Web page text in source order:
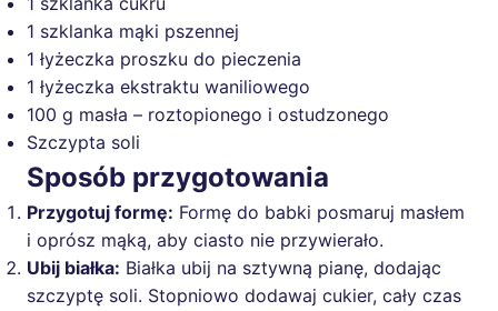
1 szklanka mąki pszennej
1 łyżeczka proszku do pieczenia
1 łyżeczka ekstraktu waniliowego
100 g masła – roztopionego i ostudzonego
Szczypta soli
Sposób przygotowania
Przygotuj formę: Formę do babki posmaruj masłem
i oprósz mąką, aby ciasto nie przywierało.
Ubij białka: Białka ubij na sztywną pianę, dodając
szczyptę soli. Stopniowo dodawaj cukier, cały czas